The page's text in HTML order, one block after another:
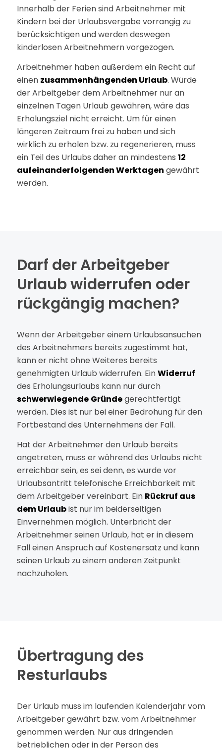
Innerhalb der Ferien sind Arbeitnehmer mit
Kindern bei der Urlaubsvergabe vorrangig zu
berücksichtigen und werden deswegen
kinderlosen Arbeitnehmern vorgezogen.
Arbeitnehmer haben außerdem ein Recht auf
einen zusammenhängenden Urlaub. Würde
der Arbeitgeber dem Arbeitnehmer nur an
einzelnen Tagen Urlaub gewähren, wäre das
Erholungsziel nicht erreicht. Um für einen
längeren Zeitraum frei zu haben und sich
wirklich zu erholen bzw. zu regenerieren, muss
ein Teil des Urlaubs daher an mindestens 12
aufeinanderfolgenden Werktagen gewährt
werden.
Darf der Arbeitgeber
Urlaub widerrufen oder
rückgängig machen?
Wenn der Arbeitgeber einem Urlaubsansuchen
des Arbeitnehmers bereits zugestimmt hat,
kann er nicht ohne Weiteres bereits
genehmigten Urlaub widerrufen. EinWiderruf
des Erholungsurlaubs kann nur durch
schwerwiegende Gründegerechtfertigt
werden. Dies ist nur bei einer Bedrohung für den
Fortbestand des Unternehmens der Fall.
Hat der Arbeitnehmer den Urlaub bereits
angetreten, muss er während des Urlaubs nicht
erreichbar sein, es sei denn, es wurde vor
Urlaubsantritt telefonische Erreichbarkeit mit
dem Arbeitgeber vereinbart. Ein Rückruf aus
dem Urlaubist nur im beiderseitigen
Einvernehmen möglich. Unterbricht der
Arbeitnehmer seinen Urlaub, hat er in diesem
Fall einen Anspruch auf Kostenersatz und kann
seinen Urlaub zu einem anderen Zeitpunkt
nachzuholen.
Übertragung des
Resturlaubs
Der Urlaub muss im laufenden Kalenderjahr vom
Arbeitgeber gewährt bzw. vom Arbeitnehmer
genommen werden. Nur aus dringenden
betrieblichen oder in der Person des